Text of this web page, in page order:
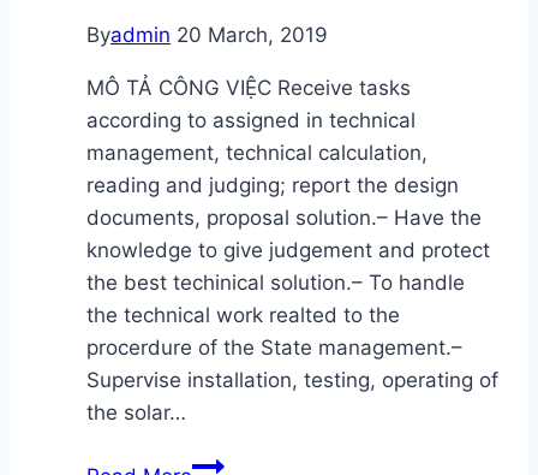
đánh
giá
tác
động
môi
trường
của
dự
án
Byadmin 20 March, 2019
MÔ TẢ CÔNG VIỆC Receive tasks
according to assigned in technical
management, technical calculation,
reading and judging; report the design
documents, proposal solution.– Have the
knowledge to give judgement and protect
the best techinical solution.– To handle
the technical work realted to the
procerdure of the State management.–
Supervise installation, testing, operating of
the solar…
Công